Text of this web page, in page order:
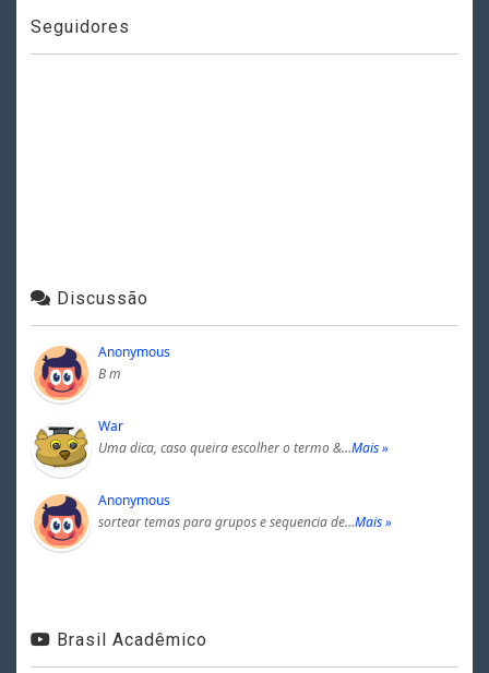
Seguidores
Discussão
Anonymous
B m
War
Uma dica, caso queira escolher o termo &…Mais »
Anonymous
sortear temas para grupos e sequencia de…Mais »
Brasil Acadêmico